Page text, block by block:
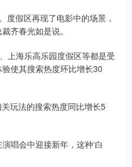
度假区再现了电影中的场景，
齐春光如是说。
上海乐高乐园度假区等都是受
使其搜索热度环比增长30
玩法的搜索热度同比增长5
唱会中迎接新年，这种‘白